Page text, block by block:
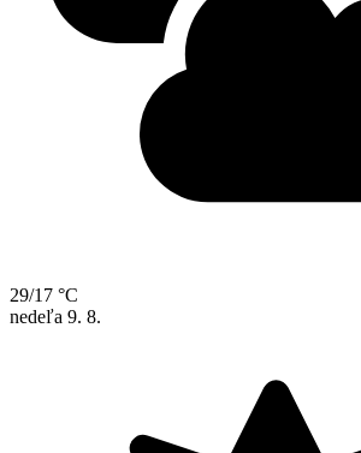
29/17 °C
nedeľa 9. 8.